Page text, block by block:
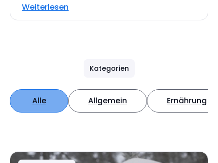
Weiterlesen
Kategorien
Alle Allgemein Ernährung